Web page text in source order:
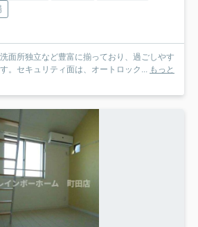
面所独立など豊富に揃っており、過ごしやす
。セキュリティ面は、オートロック... もっと